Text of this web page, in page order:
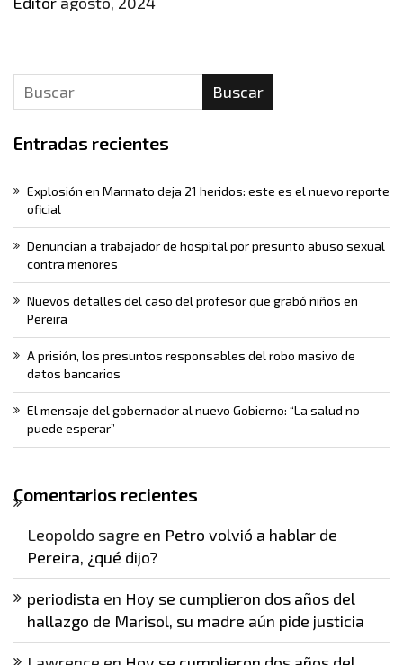
Buscar
Entradas recientes
Explosión en Marmato deja 21 heridos: este es el nuevo reporte
oficial
Denuncian a trabajador de hospital por presunto abuso sexual
contra menores
Nuevos detalles del caso del profesor que grabó niños en
Pereira
A prisión, los presuntos responsables del robo masivo de
datos bancarios
El mensaje del gobernador al nuevo Gobierno: “La salud no
puede esperar”
Comentarios recientes
Leopoldo sagre en Petro volvió a hablar de
Pereira, ¿qué dijo?
periodista en Hoy se cumplieron dos años del
hallazgo de Marisol, su madre aún pide justicia